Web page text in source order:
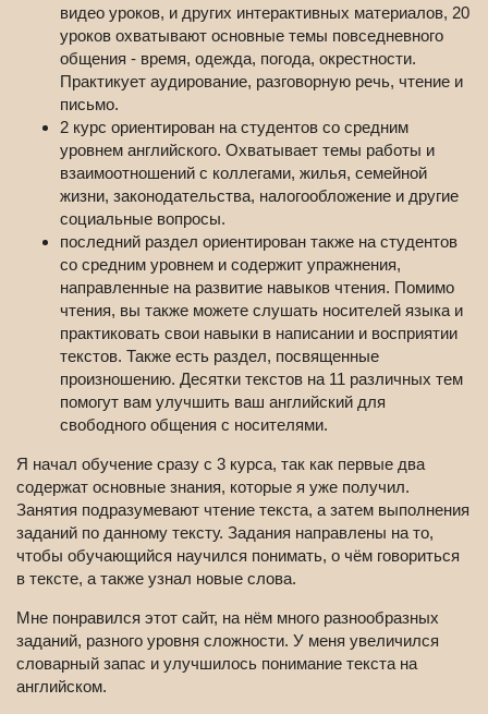
видео уроков, и других интерактивных материалов, 20
уроков охватывают основные темы повседневного
общения - время, одежда, погода, окрестности.
Практикует аудирование, разговорную речь, чтение и
письмо.
2 курс ориентирован на студентов со средним
уровнем английского. Охватывает темы работы и
взаимоотношений с коллегами, жилья, семейной
жизни, законодательства, налогообложение и другие
социальные вопросы.
последний раздел ориентирован также на студентов
со средним уровнем и содержит упражнения,
направленные на развитие навыков чтения. Помимо
чтения, вы также можете слушать носителей языка и
практиковать свои навыки в написании и восприятии
текстов. Также есть раздел, посвященные
произношению. Десятки текстов на 11 различных тем
помогут вам улучшить ваш английский для
свободного общения с носителями.
Я начал обучение сразу с 3 курса, так как первые два
содержат основные знания, которые я уже получил.
Занятия подразумевают чтение текста, а затем выполнения
заданий по данному тексту. Задания направлены на то,
чтобы обучающийся научился понимать, о чём говориться
в тексте, а также узнал новые слова.
Мне понравился этот сайт, на нём много разнообразных
заданий, разного уровня сложности. У меня увеличился
словарный запас и улучшилось понимание текста на
английском.